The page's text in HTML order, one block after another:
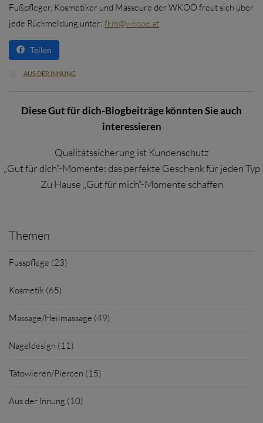
Fußpfleger, Kosmetiker und Masseure der WKOÖ freut sich über
jede Rückmeldung unter: fkm@wkooe.at
Teilen
AUS DER INNUNG
Diese Gut für dich-Blogbeiträge könnten Sie auch
interessieren
Qualitätssicherung ist Kundenschutz
„Gut für dich“-Momente: das perfekte Geschenk für jeden Typ
Zu Hause „Gut für mich“-Momente schaffen
Themen
Fusspflege (23)
Kosmetik (65)
Massage/Heilmassage (49)
Nageldesign (11)
Tätowieren/Piercen (15)
Aus der Innung (10)